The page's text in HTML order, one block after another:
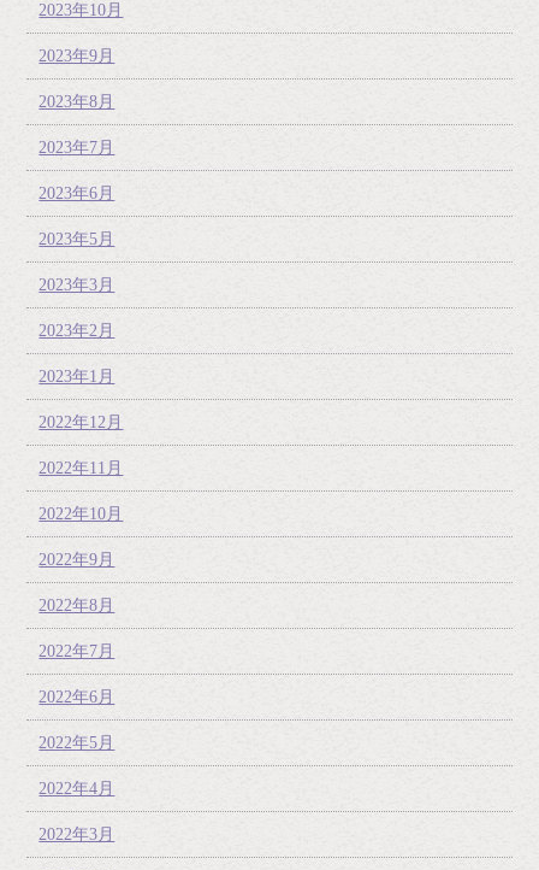
2023年10月
2023年9月
2023年8月
2023年7月
2023年6月
2023年5月
2023年3月
2023年2月
2023年1月
2022年12月
2022年11月
2022年10月
2022年9月
2022年8月
2022年7月
2022年6月
2022年5月
2022年4月
2022年3月